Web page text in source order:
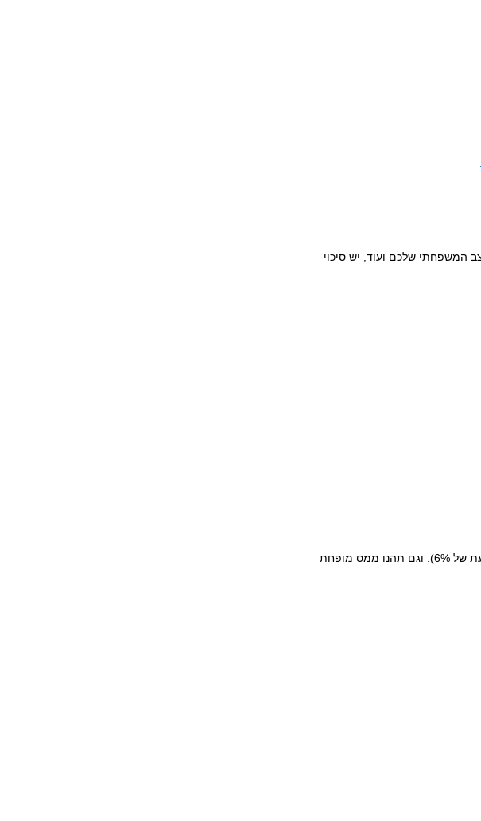
המצב המשפחתי שלכם ועוד, יש סיכוי
לדוגמא, הפקדה של 10,000 ₪ בגיל 35, תניב כ- 330 ₪ כל חודש (!) לכל החיים (!) מגיל פרישה (בהנחת תשואה שנתית ממוצעת של 6%). וגם תהנו ממס מופחת